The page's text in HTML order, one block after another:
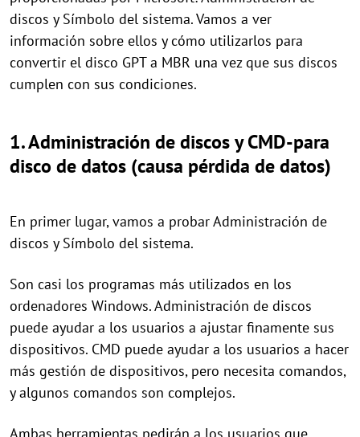
discos y Símbolo del sistema. Vamos a ver
información sobre ellos y cómo utilizarlos para
convertir el disco GPT a MBR una vez que sus discos
cumplen con sus condiciones.
1. Administración de discos y CMD-para
disco de datos (causa pérdida de datos)
En primer lugar, vamos a probar Administración de
discos y Símbolo del sistema.
Son casi los programas más utilizados en los
ordenadores Windows. Administración de discos
puede ayudar a los usuarios a ajustar finamente sus
dispositivos. CMD puede ayudar a los usuarios a hacer
más gestión de dispositivos, pero necesita comandos,
y algunos comandos son complejos.
Ambas herramientas pedirán a los usuarios que